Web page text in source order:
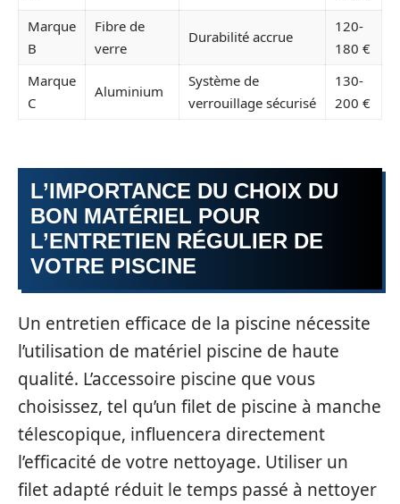
Marque
B
Fibre de
verre
Durabilité accrue
120-
180 €
Marque
C
Aluminium
Système de
verrouillage sécurisé
130-
200 €
L’IMPORTANCE DU CHOIX DU
BON MATÉRIEL POUR
L’ENTRETIEN RÉGULIER DE
VOTRE PISCINE
Un entretien efficace de la piscine nécessite
l’utilisation de matériel piscine de haute
qualité. L’accessoire piscine que vous
choisissez, tel qu’un filet de piscine à manche
télescopique, influencera directement
l’efficacité de votre nettoyage. Utiliser un
filet adapté réduit le temps passé à nettoyer